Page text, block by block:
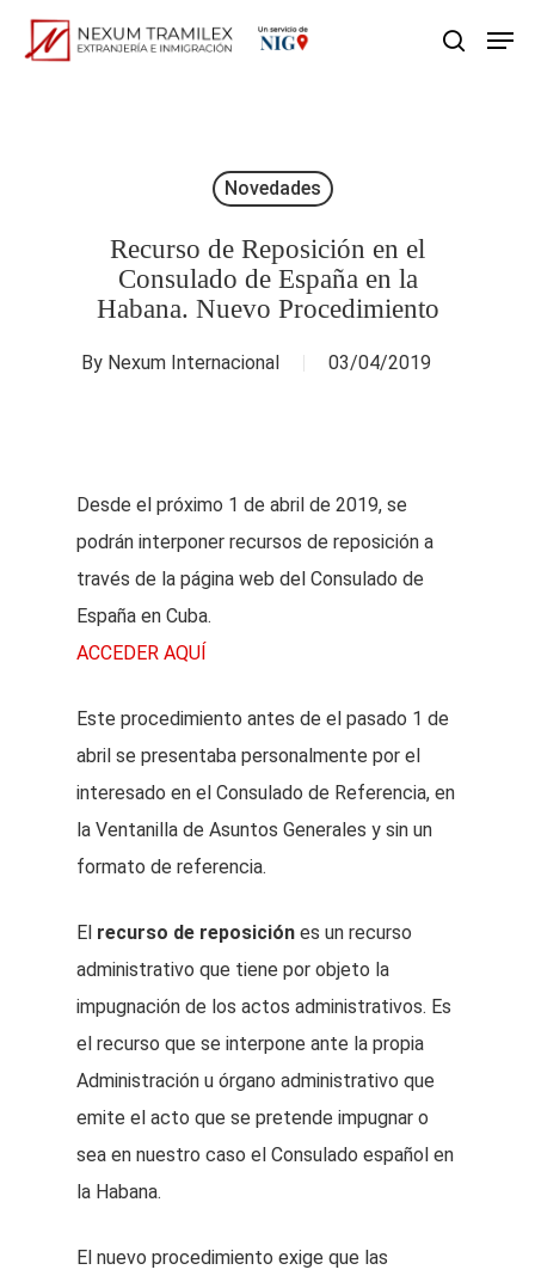
Skip
search
Novedades
Recurso de Reposición en el
Consulado de España en la
Habana. Nuevo Procedimiento
By Nexum Internacional 03/04/2019
Desde el próximo 1 de abril de 2019, se
podrán interponer recursos de reposición a
través de la página web del Consulado de
España en Cuba.
ACCEDER AQUÍ
Este procedimiento antes de el pasado 1 de
abril se presentaba personalmente por el
interesado en el Consulado de Referencia, en
la Ventanilla de Asuntos Generales y sin un
formato de referencia.
El recurso de reposición es un recurso
administrativo que tiene por objeto la
impugnación de los actos administrativos. Es
el recurso que se interpone ante la propia
Administración u órgano administrativo que
emite el acto que se pretende impugnar o
sea en nuestro caso el Consulado español en
la Habana.
El nuevo procedimiento exige que las